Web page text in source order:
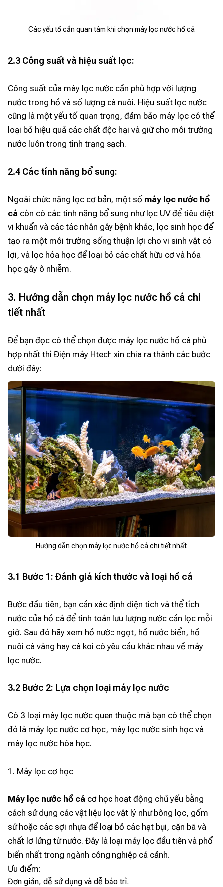
Các yếu tố cần quan tâm khi chọn máy lọc nước hồ cá
2.3 Công suất và hiệu suất lọc:
Công suất của máy lọc nước cần phù hợp với lượng
nước trong hồ và số lượng cá nuôi. Hiệu suất lọc nước
cũng là một yếu tố quan trọng, đảm bảo máy lọc có thể
loại bỏ hiệu quả các chất độc hại và giữ cho môi trường
nước luôn trong tình trạng sạch.
2.4 Các tính năng bổ sung:
Ngoài chức năng lọc cơ bản, một số máy lọc nước hồ
cá còn có các tính năng bổ sung như lọc UV để tiêu diệt
vi khuẩn và các tác nhân gây bệnh khác, lọc sinh học để
tạo ra một môi trường sống thuận lợi cho vi sinh vật có
lợi, và lọc hóa học để loại bỏ các chất hữu cơ và hóa
học gây ô nhiễm.
3. Hướng dẫn chọn máy lọc nước hồ cá chi
tiết nhất
Để bạn đọc có thể chọn được máy lọc nước hồ cá phù
hợp nhất thì Điện máy Htech xin chia ra thành các bước
dưới đây:
Hướng dẫn chọn máy lọc nước hồ cá chi tiết nhất
3.1 Bước 1: Đánh giá kích thước và loại hồ cá
Bước đầu tiên, bạn cần xác định diện tích và thể tích
nước của hồ cá để tính toán lưu lượng nước cần lọc mỗi
giờ. Sau đó hãy xem hồ nước ngọt, hồ nước biển, hồ
nuôi cá vàng hay cá koi có yêu cầu khác nhau về máy
lọc nước.
3.2 Bước 2: Lựa chọn loại máy lọc nước
Có 3 loại máy lọc nước quen thuộc mà bạn có thể chọn
đó là máy lọc nước cơ học, máy lọc nước sinh học và
máy lọc nước hóa học.
1. Máy lọc cơ học
Máy lọc nước hồ cá cơ học hoạt động chủ yếu bằng
cách sử dụng các vật liệu lọc vật lý như bông lọc, gốm
sứ hoặc các sợi nhựa để loại bỏ các hạt bụi, cặn bã và
chất lơ lửng từ nước. Đây là loại máy lọc đầu tiên và phổ
biến nhất trong ngành công nghiệp cá cảnh.
Ưu điểm:
Đơn giản, dễ sử dụng và dễ bảo trì.